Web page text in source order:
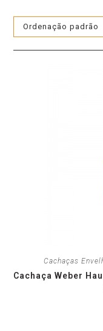
Ordenação padrão
Cachaças
Cachaça Weber